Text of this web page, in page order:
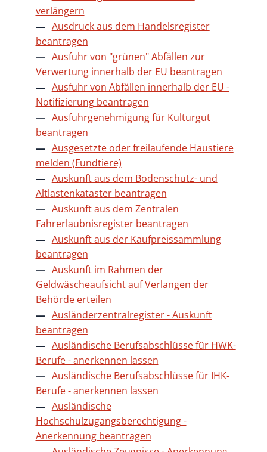
verlängern
Ausdruck aus dem Handelsregister
beantragen
Ausfuhr von "grünen" Abfällen zur
Verwertung innerhalb der EU beantragen
Ausfuhr von Abfällen innerhalb der EU -
Notifizierung beantragen
Ausfuhrgenehmigung für Kulturgut
beantragen
Ausgesetzte oder freilaufende Haustiere
melden (Fundtiere)
Auskunft aus dem Bodenschutz- und
Altlastenkataster beantragen
Auskunft aus dem Zentralen
Fahrerlaubnisregister beantragen
Auskunft aus der Kaufpreissammlung
beantragen
Auskunft im Rahmen der
Geldwäscheaufsicht auf Verlangen der
Behörde erteilen
Ausländerzentralregister - Auskunft
beantragen
Ausländische Berufsabschlüsse für HWK-
Berufe - anerkennen lassen
Ausländische Berufsabschlüsse für IHK-
Berufe - anerkennen lassen
Ausländische
Hochschulzugangsberechtigung -
Anerkennung beantragen